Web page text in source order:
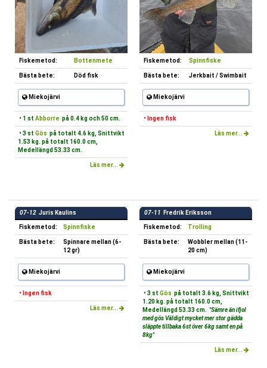
Fiskemetod: Bottenmete
Bästa bete: Död fisk
Miekojärvi
• 1 st Abborre på 0.4 kg och 50 cm.
• 3 st Gös på totalt 4.6 kg, Snittvikt
1.53 kg. på totalt 160.0 cm,
Medellängd 53.33 cm.
Läs mer...
Fiskemetod: Spinnfiske
Bästa bete: Jerkbait / Swimbait
Miekojärvi
• Ingen fisk
Läs mer...
07-12 Juris Kaulins
Fiskemetod: Spinnfiske
Bästa bete:
Spinnare mellan (6-
12 gr)
Miekojärvi
• Ingen fisk
Läs mer...
07-11 Fredrik Eriksson
Fiskemetod: Trolling
Bästa bete:
Wobbler mellan (11-
20 cm)
Miekojärvi
• 3 st Gös på totalt 3.6 kg, Snittvikt
1.20 kg. på totalt 160.0 cm,
Medellängd 53.33 cm. "Sämre än ifjol
med gös Väldigt mycket mer stor gädda
släppte tillbaka 6st över 6kg samt en på
8kg"
Läs mer...